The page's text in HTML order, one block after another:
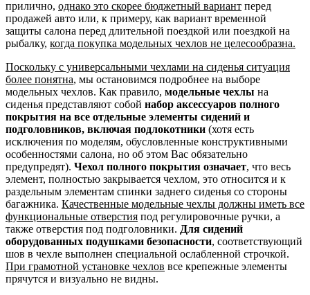
прилично, однако это скорее бюджетный вариант перед
продажей авто или, к примеру, как вариант временной
защиты салона перед длительной поездкой или поездкой на
рыбалку, когда покупка модельных чехлов не целесообразна.
Поскольку с универсальными чехлами на сиденья ситуация
более понятна, мы остановимся подробнее на выборе
модельных чехлов. Как правило, модельные чехлы на
сиденья представляют собой набор аксессуаров полного
покрытия на все отдельные элементы сидений и
подголовников, включая подлокотники (хотя есть
исключения по моделям, обусловленные конструктивными
особенностями салона, но об этом Вас обязательно
предупредят). Чехол полного покрытия означает, что весь
элемент, полностью закрывается чехлом, это относится и к
раздельным элементам спинки заднего сиденья со стороны
багажника. Качественные модельные чехлы должны иметь все
функциональные отверстия под регулировочные ручки, а
также отверстия под подголовники. Для сидений
оборудованных подушками безопасности, соответствующий
шов в чехле выполнен специальной ослабленной строчкой.
При грамотной установке чехлов все крепежные элементы
прячутся и визуально не видны.